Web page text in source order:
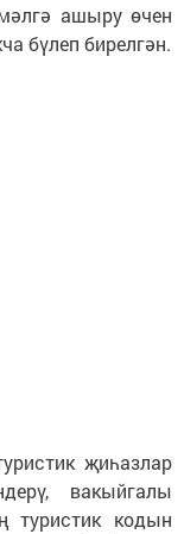
ашыру өчен
бүлеп бирелгән.
җиһазлар
вакыйгалы
туристик кодын